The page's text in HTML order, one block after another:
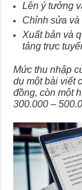
Lên ý tưởng
Chỉnh sửa
Xuất bản và
tảng trực
Mức thu nhập
dụ một bài viết
đồng, còn một
300.000 –